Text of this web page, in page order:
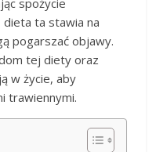
ta stawia na
pogarszać objawy.
tej diety oraz
w życie, aby
trawiennymi.